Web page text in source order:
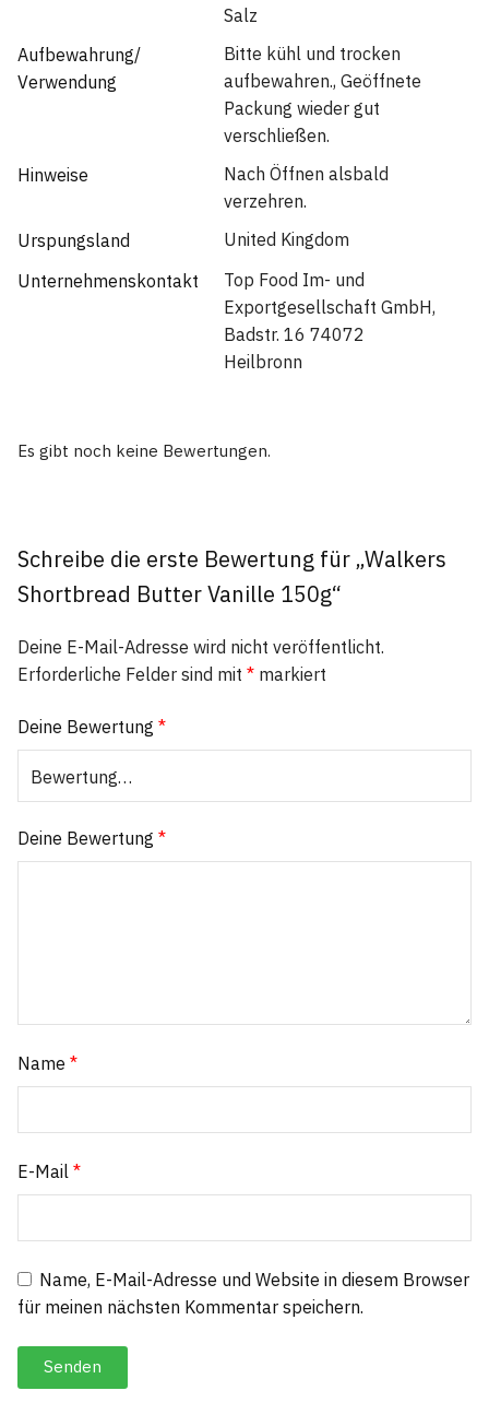
Salz
Aufbewahrung/
Verwendung
Bitte kühl und trocken
aufbewahren., Geöffnete
Packung wieder gut
verschließen.
Hinweise
Nach Öffnen alsbald
verzehren.
Urspungsland
United Kingdom
Unternehmenskontakt
Top Food Im- und
Exportgesellschaft GmbH,
Badstr. 16 74072
Heilbronn
Es gibt noch keine Bewertungen.
Schreibe die erste Bewertung für „Walkers
Shortbread Butter Vanille 150g“
Deine E-Mail-Adresse wird nicht veröffentlicht.
Erforderliche Felder sind mit * markiert
Deine Bewertung *
Deine Bewertung *
Name *
E-Mail *
Name, E-Mail-Adresse und Website in diesem Browser
für meinen nächsten Kommentar speichern.